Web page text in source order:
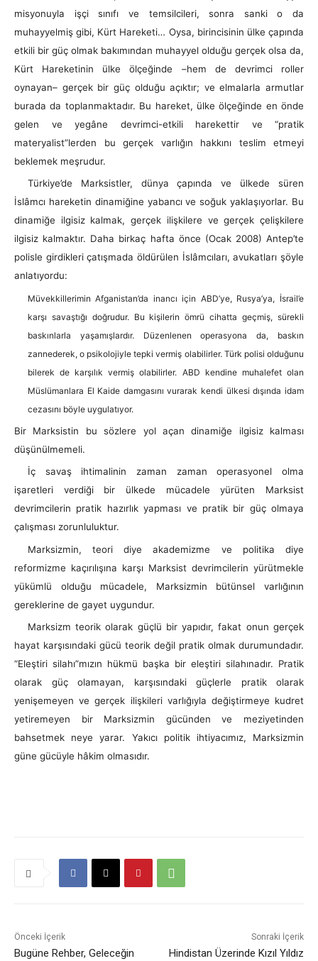
misyonuyla işçi sınıfı ve temsilcileri, sonra sanki o da
muhayyelmiş gibi, Kürt Hareketi… Oysa, birincisinin ülke çapında
etkili bir güç olmak bakımından muhayyel olduğu gerçek olsa da,
Kürt Hareketinin ülke ölçeğinde –hem de devrimci roller
oynayan– gerçek bir güç olduğu açıktır; ve elmalarla armutlar
burada da toplanmaktadır. Bu hareket, ülke ölçeğinde en önde
gelen ve yegâne devrimci-etkili harekettir ve “pratik
materyalist”lerden bu gerçek varlığın hakkını teslim etmeyi
beklemek meşrudur.
Türkiye’de Marksistler, dünya çapında ve ülkede süren
İslâmcı hareketin dinamiğine yabancı ve soğuk yaklaşıyorlar. Bu
dinamiğe ilgisiz kalmak, gerçek ilişkilere ve gerçek çelişkilere
ilgisiz kalmaktır. Daha birkaç hafta önce (Ocak 2008) Antep’te
polisle girdikleri çatışmada öldürülen İslâmcıları, avukatları şöyle
anlatıyordu:
Müvekkillerimin Afganistan’da inancı için ABD’ye, Rusya’ya, İsrail’e
karşı savaştığı doğrudur. Bu kişilerin ömrü cihatta geçmiş, sürekli
baskınlarla yaşamışlardır. Düzenlenen operasyona da, baskın
zannederek, o psikolojiyle tepki vermiş olabilirler. Türk polisi olduğunu
bilerek de karşılık vermiş olabilirler. ABD kendine muhalefet olan
Müslümanlara El Kaide damgasını vurarak kendi ülkesi dışında idam
cezasını böyle uygulatıyor.
Bir Marksistin bu sözlere yol açan dinamiğe ilgisiz kalması
düşünülmemeli.
İç savaş ihtimalinin zaman zaman operasyonel olma
işaretleri verdiği bir ülkede mücadele yürüten Marksist
devrimcilerin pratik hazırlık yapması ve pratik bir güç olmaya
çalışması zorunluluktur.
Marksizmin, teori diye akademizme ve politika diye
reformizme kaçırılışına karşı Marksist devrimcilerin yürütmekle
yükümlü olduğu mücadele, Marksizmin bütünsel varlığının
gereklerine de gayet uygundur.
Marksizm teorik olarak güçlü bir yapıdır, fakat onun gerçek
hayat karşısındaki gücü teorik değil pratik olmak durumundadır.
“Eleştiri silahı”mızın hükmü başka bir eleştiri silahınadır. Pratik
olarak güç olamayan, karşısındaki güçlerle pratik olarak
yenişemeyen ve gerçek ilişkileri varlığıyla değiştirmeye kudret
yetiremeyen bir Marksizmin gücünden ve meziyetinden
bahsetmek neye yarar. Yakıcı politik ihtiyacımız, Marksizmin
güne gücüyle hâkim olmasıdır.
Önceki İçerik
Bugüne Rehber, Geleceğin
Sonraki İçerik
Hindistan Üzerinde Kızıl Yıldız